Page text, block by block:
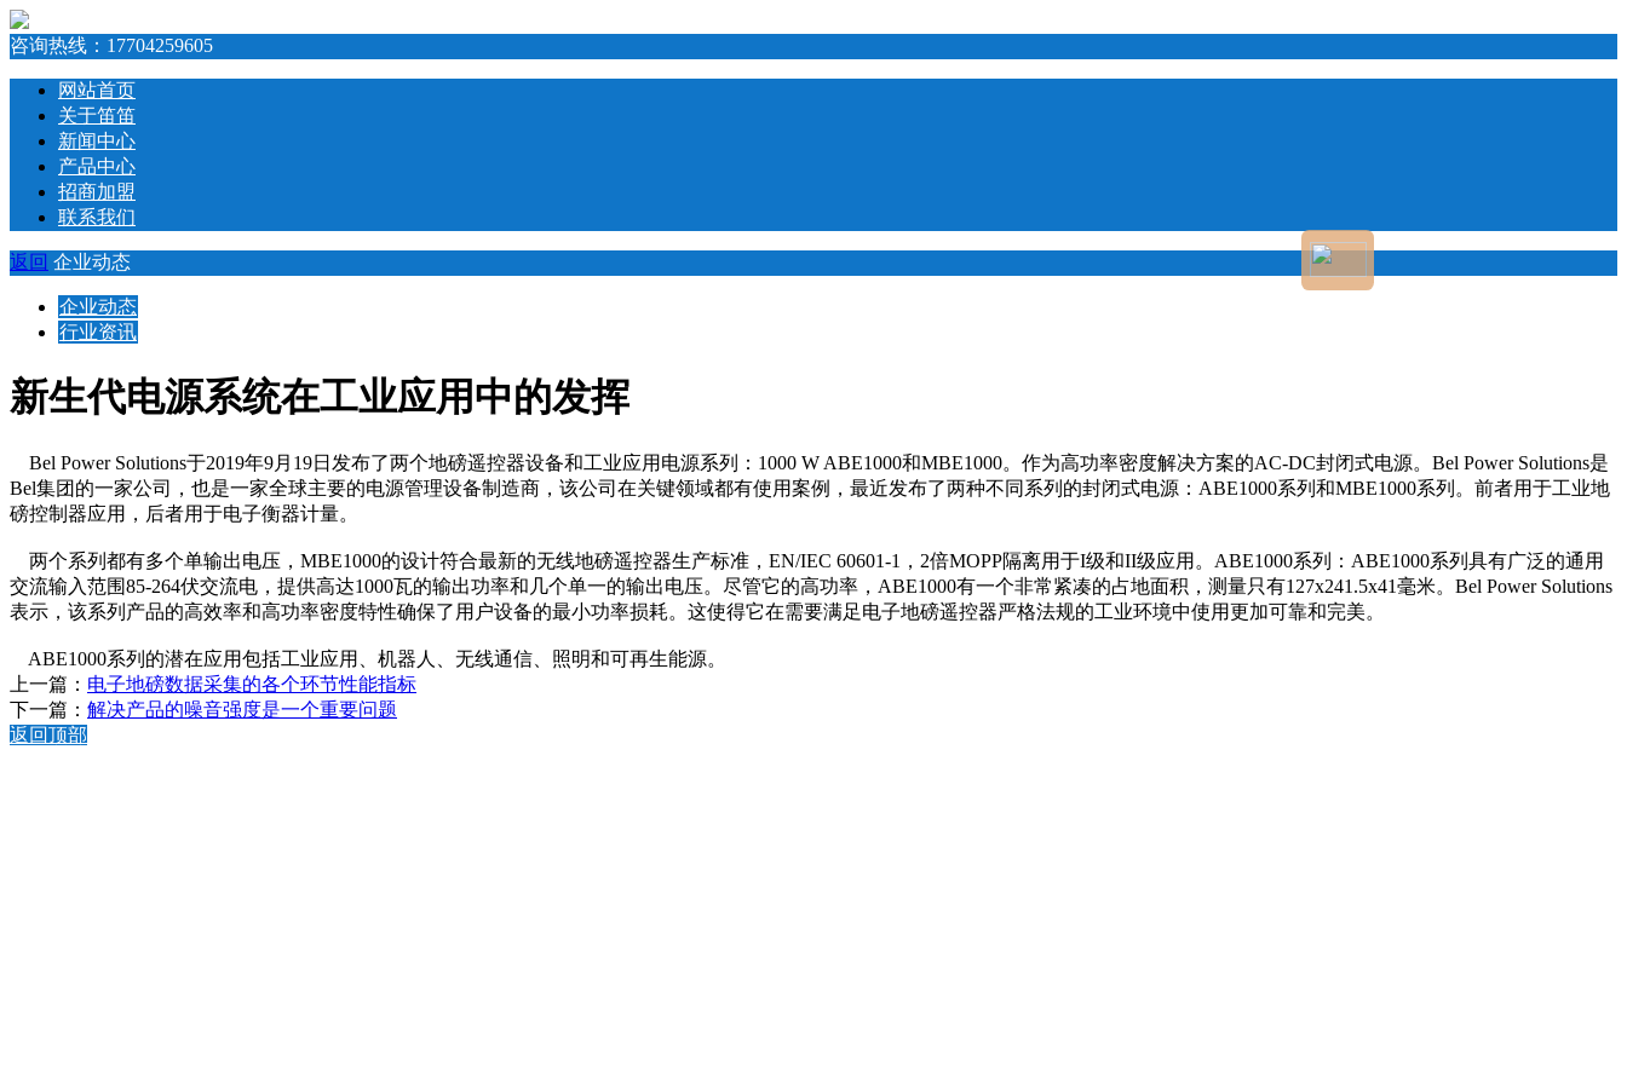
咨询热线： 17704259605
网站首页
关于笛笛
新闻中心
产品中心
招商加盟
联系我们
返回 企业动态
企业动态
行业资讯
新生代电源系统在工业应用中的发挥
Bel Power Solutions于2019年9月19日发布了两个地磅遥控器设备和工业应用电源系列：1000 W ABE1000和MBE1000。作为高功率密度解决方案的AC-DC封闭式电源。Bel Power Solutions是
Bel集团的一家公司，也是一家全球主要的电源管理设备制造商，该公司在关键领域都有使用案例，最近发布了两种不同系列的封闭式电源：ABE1000系列和MBE1000系列。前者用于工业地
磅控制器应用，后者用于电子衡器计量。
两个系列都有多个单输出电压，MBE1000的设计符合最新的无线地磅遥控器生产标准，EN/IEC 60601-1，2倍MOPP隔离用于I级和II级应用。ABE1000系列：ABE1000系列具有广泛的通用
交流输入范围85-264伏交流电，提供高达1000瓦的输出功率和几个单一的输出电压。尽管它的高功率，ABE1000有一个非常紧凑的占地面积，测量只有127x241.5x41毫米。Bel Power Solutions
表示，该系列产品的高效率和高功率密度特性确保了用户设备的最小功率损耗。这使得它在需要满足电子地磅遥控器严格法规的工业环境中使用更加可靠和完美。
ABE1000系列的潜在应用包括工业应用、机器人、无线通信、照明和可再生能源。
上一篇： 电子地磅数据采集的各个环节性能指标
下一篇： 解决产品的噪音强度是一个重要问题
返回顶部